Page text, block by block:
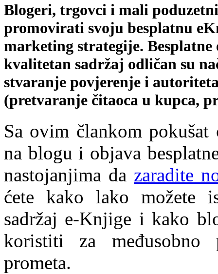
Blogeri, trgovci i mali
promovirati svoju besplatnu
marketing strategije.
kvalitetan sadržaj odličan su
stvaranje povjerenje i
(pretvaranje čitaoca u kupca,
Sa ovim člankom pokušat
na blogu i objava
nastojanjima da zaradite
ćete kako lako možete
sadržaj e-Knjige i kako
koristiti za međusobno
prometa.